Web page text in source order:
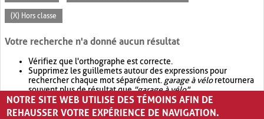
(X) Hors classe
Votre recherche n'a donné aucun résultat
Vérifiez que l'orthographe est correcte.
Supprimez les guillemets autour des expressions pour
rechercher chaque mot séparément. garage à véloretournera
souvent plus de résultat que"garage à vélo".
Envisagez d'élargir votre recherche avec OR.garage OR vélo
retournera souvent plus de résultat quegarage à vélo
NOTRE SITE WEB UTILISE DES TÉMOINS AFIN DE
REHAUSSER VOTRE EXPÉRIENCE DE NAVIGATION.